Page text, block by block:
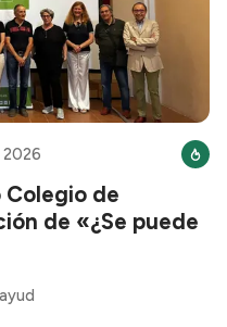
2026
de
de «¿Se puede